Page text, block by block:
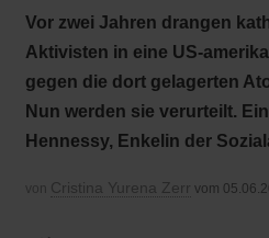
neuen
Podcast »Veranstaltungen«
Vor zwei Jahren drangen
Aktivisten in eine US-
gegen die dort gelagerten
Nun werden sie verurteilt.
Hennessy, Enkelin der
von Cristina Yurena Zerr vom